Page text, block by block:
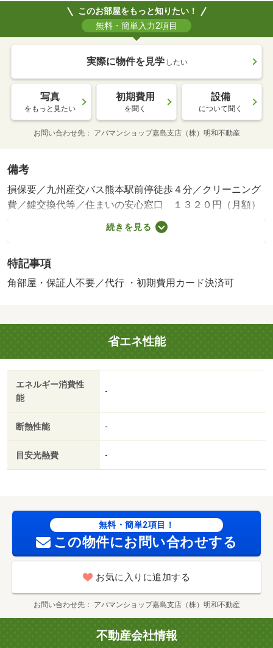
このお部屋をもっと知りたい！
無料・簡単入力2項目
実際に物件を見学 したい
写真
をもっと見たい
初期費用
を聞く
設備
について聞く
お問い合わせ先 アパマンショップ嘉島支店（株）明和不動産
備考
損保要／九州産交バス熊本駅前停徒歩４分／クリーニング
費／鍵交換代等／住まいの安心窓口 １３２０円（月額）
／保証会社利用必：（初回：０円～３００００円）＋（月
額保証料：月額賃料総額２．２％～２．５％）＋（年間保
円（税込）／月■バイク：１，１００円（税込）／月■外国
籍の方〈外国人賃貸ライフサポート月額１，９８０円（税
保証会社：【オリコ、あんしん保証、等】／バストイレ別
／バルコニー／エアコン／クロゼット／フローリング／シ
ャワー付洗面台／ＴＶインターホン／オートロック／室内
洗濯置／システムキッチン／角住戸／温水洗浄便座／エレ
ベーター／洗面所独立／２口コンロ／駐輪場／宅配ボック
ス／光ファイバー／即入居可／礼金不要／敷金不要／防犯
／ＣＳ／ネット使用料不要／２駅利用可／駅徒歩５分以内
／駅徒歩１０分以内／自走式駐車場／都市ガス／ＢＳ／高
速ネット対応／敷金・礼金不要／保証会社利用可／ＩＴ重
店（飲食店）まで５７７ｍ／セブンイレブン（コンビニ）
まで９１０ｍ／ロッキー本山店（スーパー）まで１０８７
ｍ／ファミリーマート熊本本山４丁目店（コンビニ）まで
１１６２ｍ/賃貸戸数:114戸
続きを見る
特記事項
角部屋・保証人不要／代行 ・初期費用カード決済可
省エネ性能
エネルギー消費性
能
-
断熱性能 -
目安光熱費 -
無料・簡単2項目！
この物件にお問い合わせする
お気に入りに追加する
お問い合わせ先 アパマンショップ嘉島支店（株）明和不動産
不動産会社情報